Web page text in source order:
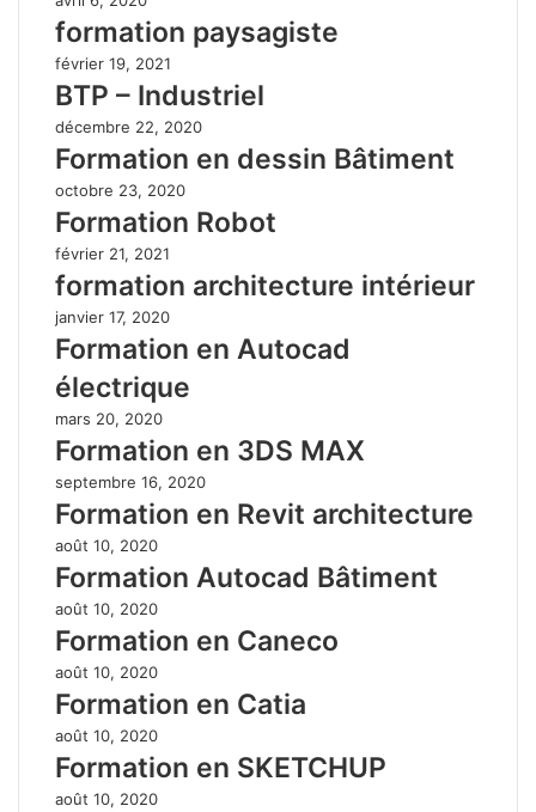
formation paysagiste
février 19, 2021
BTP – Industriel
décembre 22, 2020
Formation en dessin Bâtiment
octobre 23, 2020
Formation Robot
février 21, 2021
formation architecture intérieur
janvier 17, 2020
Formation en Autocad
électrique
mars 20, 2020
Formation en 3DS MAX
septembre 16, 2020
Formation en Revit architecture
août 10, 2020
Formation Autocad Bâtiment
août 10, 2020
Formation en Caneco
août 10, 2020
Formation en Catia
août 10, 2020
Formation en SKETCHUP
août 10, 2020